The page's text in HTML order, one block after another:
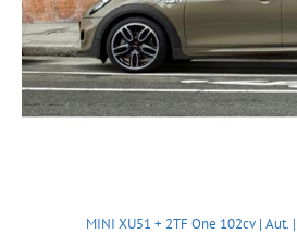
MINI XU51 + 2TF One 102cv | Aut.